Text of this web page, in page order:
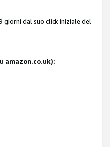
dal suo click iniziale del
amazon.co.uk):